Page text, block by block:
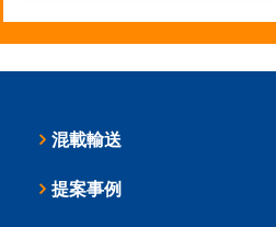
混載輸送
提案事例